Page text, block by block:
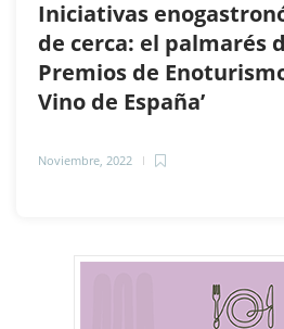
Iniciativas
de cerca: el palmarés
Premios de
Vino de España’
Noviembre, 2022